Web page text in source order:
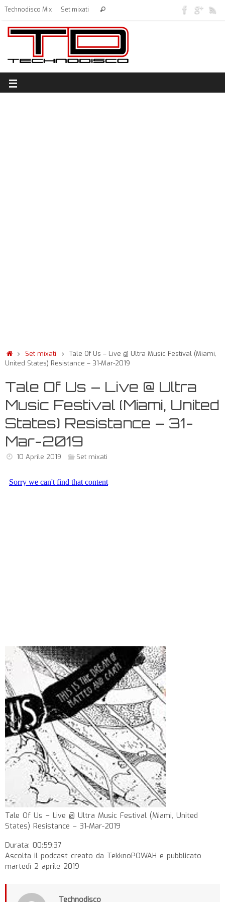
Technodisco Mix Set mixati
Set mixati
Tale Of Us – Live @ Ultra Music Festival (Miami,
United States) Resistance – 31-Mar-2019
Tale Of Us – Live @ Ultra
Music Festival (Miami, United
States) Resistance – 31-
Mar-2019
10 Aprile 2019 Set mixati
Tale Of Us – Live @ Ultra Music Festival (Miami, United
States) Resistance – 31-Mar-2019
Durata: 00:59:37
Ascolta il podcast creato da TekknoPOWAH e pubblicato
martedì 2 aprile 2019
Technodisco